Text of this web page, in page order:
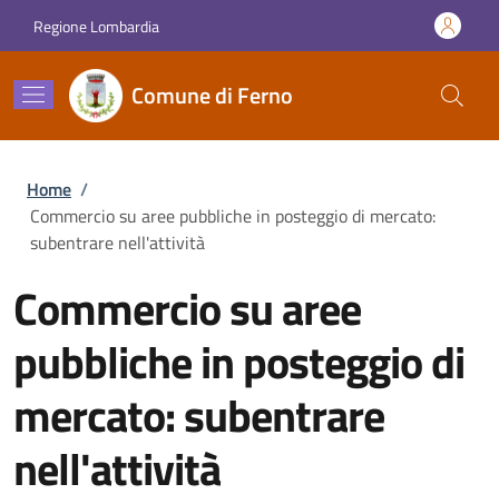
Regione Lombardia
Comune di Ferno
Briciole di pane
Home /
Commercio su aree pubbliche in posteggio di mercato:
subentrare nell'attività
Commercio su aree
pubbliche in posteggio di
mercato: subentrare
nell'attività